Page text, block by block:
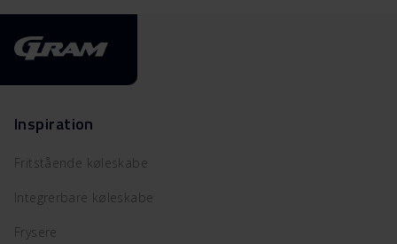
Inspiration
Fritstående køleskabe
Integrerbare køleskabe
Frysere